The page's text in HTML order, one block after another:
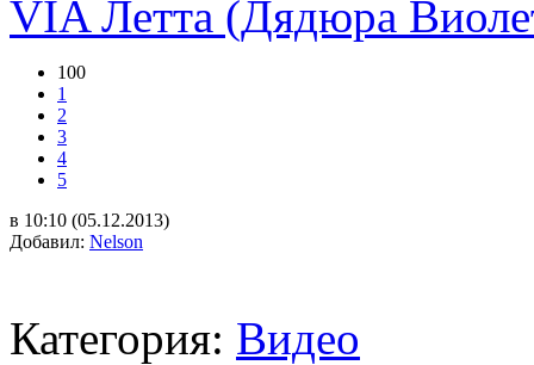
VIA Летта (Дядюра
100
1
2
3
4
5
в 10:10 (05.12.2013)
Добавил: Nelson
Категория: Видео